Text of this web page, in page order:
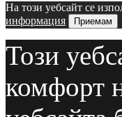
На този уебсайт се
информация
Приемам
Този
комфорт